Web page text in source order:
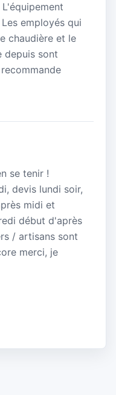
employés qui
chaudière et le
depuis sont
se tenir !
devis lundi soir,
midi et
début d'après
/ artisans sont
merci, je